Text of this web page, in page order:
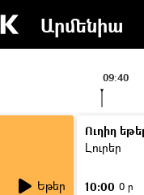
Արմենիա
09:40
Եթեր
Ուղիղ
Լուրեր
10:00 0 ր